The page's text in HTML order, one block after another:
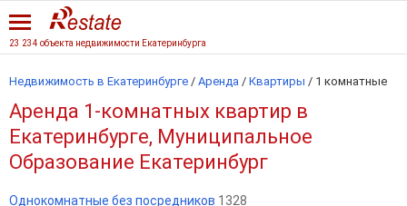
23 234 объекта недвижимости Екатеринбурга
Недвижимость в Екатеринбурге / Аренда / Квартиры / 1 комнатные
Аренда 1-комнатных квартир в
Екатеринбурге, Муниципальное
Образование Екатеринбург
Однокомнатные без посредников 1328